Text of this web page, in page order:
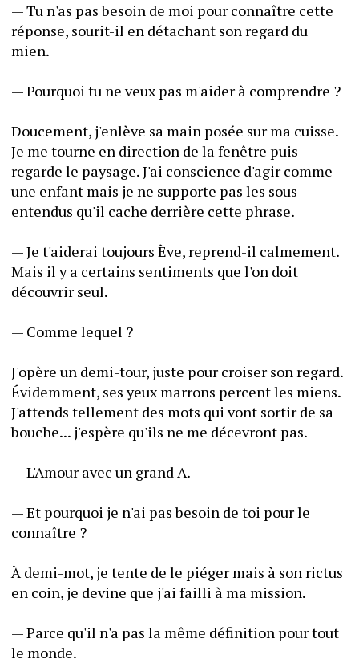
— Tu n'as pas besoin de moi pour connaître cette
réponse, sourit-il en détachant son regard du
mien.
— Pourquoi tu ne veux pas m'aider à comprendre ?
Doucement, j'enlève sa main posée sur ma cuisse.
Je me tourne en direction de la fenêtre puis
regarde le paysage. J'ai conscience d'agir comme
une enfant mais je ne supporte pas les sous-
entendus qu'il cache derrière cette phrase.
— Je t'aiderai toujours Ève, reprend-il calmement.
Mais il y a certains sentiments que l'on doit
découvrir seul.
— Comme lequel ?
J'opère un demi-tour, juste pour croiser son regard.
Évidemment, ses yeux marrons percent les miens.
J'attends tellement des mots qui vont sortir de sa
bouche... j'espère qu'ils ne me décevront pas.
— L'Amour avec un grand A.
— Et pourquoi je n'ai pas besoin de toi pour le
connaître ?
À demi-mot, je tente de le piéger mais à son rictus
en coin, je devine que j'ai failli à ma mission.
— Parce qu'il n'a pas la même définition pour tout
le monde.